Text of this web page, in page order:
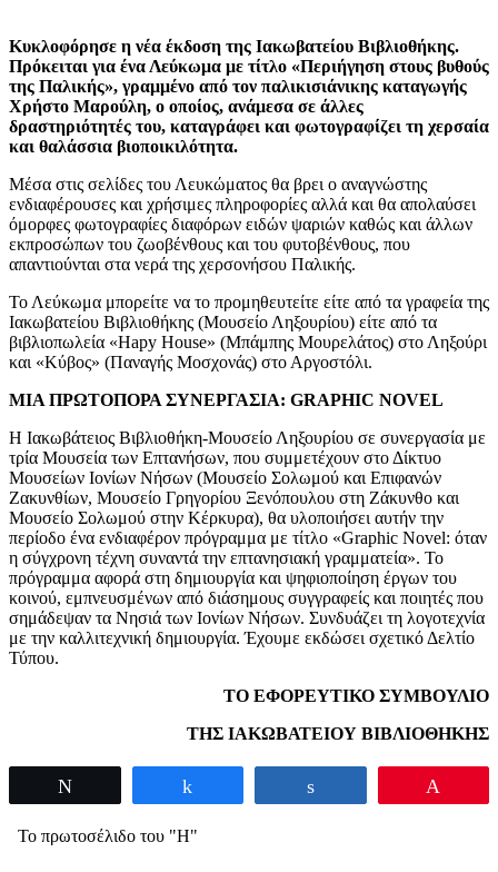
Κυκλοφόρησε η νέα έκδοση της Ιακωβατείου Βιβλιοθήκης.
Πρόκειται για ένα Λεύκωμα με τίτλο «Περιήγηση στους βυθούς
της Παλικής», γραμμένο από τον παλικισιάνικης καταγωγής
Χρήστο Μαρούλη, ο οποίος, ανάμεσα σε άλλες
δραστηριότητές του, καταγράφει και φωτογραφίζει τη χερσαία
και θαλάσσια βιοποικιλότητα.
Μέσα στις σελίδες του Λευκώματος θα βρει ο αναγνώστης
ενδιαφέρουσες και χρήσιμες πληροφορίες αλλά και θα απολαύσει
όμορφες φωτογραφίες διαφόρων ειδών ψαριών καθώς και άλλων
εκπροσώπων του ζωοβένθους και του φυτοβένθους, που
απαντιούνται στα νερά της χερσονήσου Παλικής.
Το Λεύκωμα μπορείτε να το προμηθευτείτε είτε από τα γραφεία της
Ιακωβατείου Βιβλιοθήκης (Μουσείο Ληξουρίου) είτε από τα
βιβλιοπωλεία «Hapy House» (Mπάμπης Μουρελάτος) στο Ληξούρι
και «Κύβος» (Παναγής Μοσχονάς) στο Αργοστόλι.
ΜΙΑ ΠΡΩΤΟΠΟΡΑ ΣΥΝΕΡΓΑΣΙΑ: GRAPHIC NOVEL
Η Ιακωβάτειος Βιβλιοθήκη-Μουσείο Ληξουρίου σε συνεργασία με
τρία Μουσεία των Επτανήσων, που συμμετέχουν στο Δίκτυο
Μουσείων Ιονίων Νήσων (Μουσείο Σολωμού και Επιφανών
Ζακυνθίων, Μουσείο Γρηγορίου Ξενόπουλου στη Ζάκυνθο και
Μουσείο Σολωμού στην Κέρκυρα), θα υλοποιήσει αυτήν την
περίοδο ένα ενδιαφέρον πρόγραμμα με τίτλο «Graphic Novel: όταν
η σύγχρονη τέχνη συναντά την επτανησιακή γραμματεία». Το
πρόγραμμα αφορά στη δημιουργία και ψηφιοποίηση έργων του
κοινού, εμπνευσμένων από διάσημους συγγραφείς και ποιητές που
σημάδεψαν τα Νησιά των Ιονίων Νήσων. Συνδυάζει τη λογοτεχνία
με την καλλιτεχνική δημιουργία. Έχουμε εκδώσει σχετικό Δελτίο
Τύπου.
ΤΟ ΕΦΟΡΕΥΤΙΚΟ ΣΥΜΒΟΥΛΙΟ
ΤΗΣ ΙΑΚΩΒΑΤΕΙΟΥ ΒΙΒΛΙΟΘΗΚΗΣ
Το πρωτοσέλιδο του "Η"